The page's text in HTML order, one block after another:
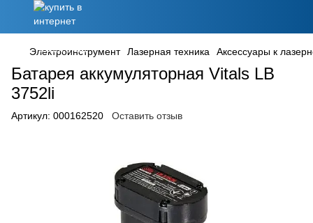
Электроинструмент Лазерная техника Аксессуары к
Батарея аккумуляторная Vitals LB
3752li
Артикул: 000162520 Оставить отзыв